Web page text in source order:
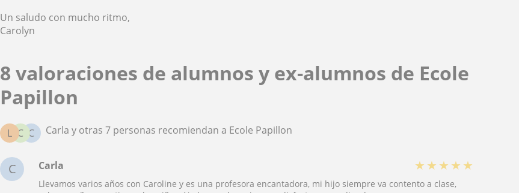
Un saludo con mucho ritmo,
Carolyn
8 valoraciones de alumnos y ex-alumnos de Ecole
Papillon
C
C
L Carla y otras 7 personas recomiendan a Ecole Papillon
C Carla ★ ★ ★ ★ ★
Llevamos varios años con Caroline y es una profesora encantadora, mi hijo siempre va contento a clase,